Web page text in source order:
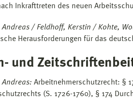
Inkrafttreten des neuen
Andreas / Feldhoff, Kerstin / Kohte,
Herausforderungen für das
und
Andreas: Arbeitnehmerschutzrecht: §
(S. 1726-1760), § 174